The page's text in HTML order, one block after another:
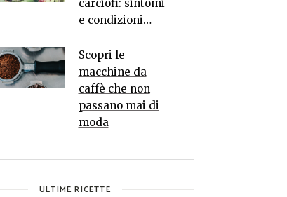
carciofi: sintomi
e condizioni…
Scopri le
macchine da
caffè che non
passano mai di
moda
ULTIME RICETTE